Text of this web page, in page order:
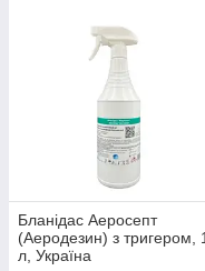
Бланідас Аеросепт
(Аеродезин) з тригером, 1
л, Україна